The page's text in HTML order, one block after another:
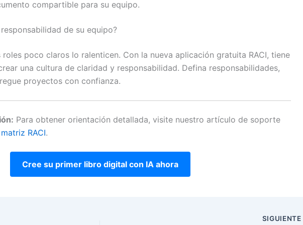
compartible para su equipo.
de su equipo?
poco claros lo ralenticen. Con la nueva aplicación gratuita RACI, tiene
una cultura de claridad y responsabilidad. Defina responsabilidades,
proyectos con confianza.
Para obtener orientación detallada, visite nuestro artículo de soporte
RACI.
Cree su primer libro digital con IA ahora
SIGUIENTE